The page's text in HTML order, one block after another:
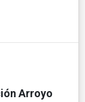
Arroyo